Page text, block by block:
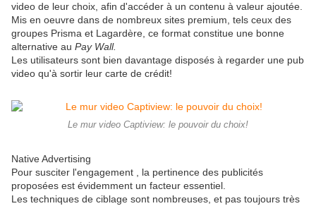
video de leur choix, afin d'accéder à un contenu à valeur ajoutée.
Mis en oeuvre dans de nombreux sites premium, tels ceux des
groupes Prisma et Lagardère, ce format constitue une bonne
alternative au Pay Wall.
Les utilisateurs sont bien davantage disposés à regarder une pub
video qu'à sortir leur carte de crédit!
Le mur video Captiview: le pouvoir du choix!
Native Advertising
Pour susciter l'engagement , la pertinence des publicités
proposées est évidemment un facteur essentiel.
Les techniques de ciblage sont nombreuses, et pas toujours très